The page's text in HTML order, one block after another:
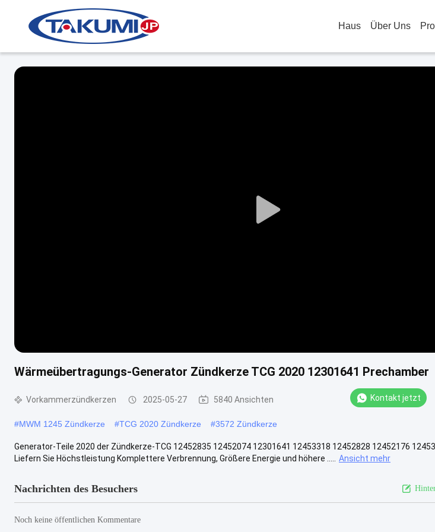
Haus Über Uns
Play
Wärmeübertragungs-Generator Zündkerze TCG 2020 12301641 Prechamber
Vorkammerzündkerzen 2025-05-27 5840 Ansichten Kontakt jetzt
#MWM 1245 Zündkerze #TCG 2020 Zündkerze #3572 Zündkerze
Generator-Teile 2020 der Zündkerze-TCG 12452835 12452074 12301641 12453318 12452828 12452176
Liefern Sie Höchstleistung Komplettere Verbrennung, Größere Energie und höhere .....
Ansicht mehr
Nachrichten des Besuchers
Noch keine öffentlichen Kommentare